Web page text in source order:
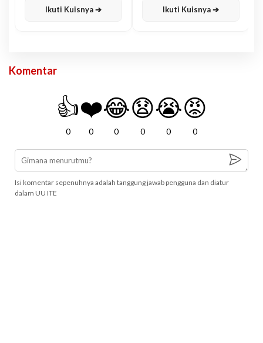
Ikuti Kuisnya ➔ Ikuti Kuisnya ➔
Komentar
👍
0
❤️
0
😂
0
😧
0
😭
0
😡
0
Isi komentar sepenuhnya adalah tanggung jawab pengguna dan diatur
dalam UU ITE